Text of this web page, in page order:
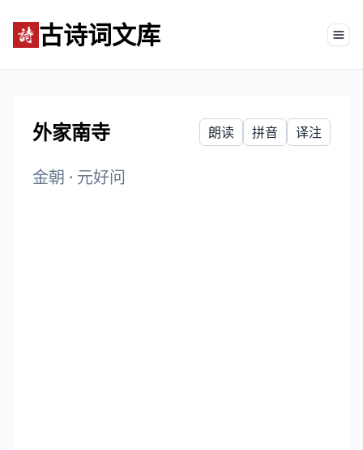
古诗词文库
外家南寺 朗读 拼音 译注
金朝 · 元好问